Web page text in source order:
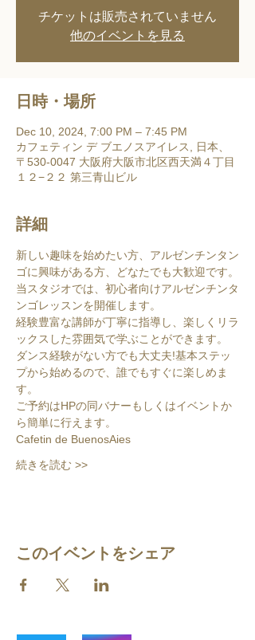
チケットは販売されていません
他のイベントを見る
日時・場所
Dec 10, 2024, 7:00 PM – 7:45 PM
カフェティン デ ブエノスアイレス, 日本、
〒530-0047 大阪府大阪市北区西天満４丁目
１２−２２ 第三青山ビル
詳細
新しい趣味を始めたい方、アルゼンチンタン
ゴに興味がある方、どなたでも大歓迎です。
当スタジオでは、初心者向けアルゼンチンタ
ンゴレッスンを開催します。
経験豊富な講師が丁寧に指導し、楽しくリラ
ックスした雰囲気で学ぶことができます。
ダンス経験がない方でも大丈夫!基本ステッ
プから始めるので、誰でもすぐに楽しめま
す。
ご予約はHPの同バナーもしくはイベントか
ら簡単に行えます。
Cafetin de BuenosAies
続きを読む >>
このイベントをシェア